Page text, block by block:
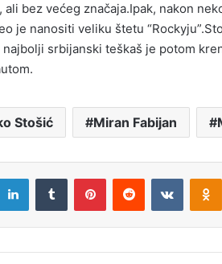
ali bez većeg značaja.Ipak, nakon
je nanositi veliku štetu
najbolji srbijanski teškaš je potom
Stošić Miran Fabijan